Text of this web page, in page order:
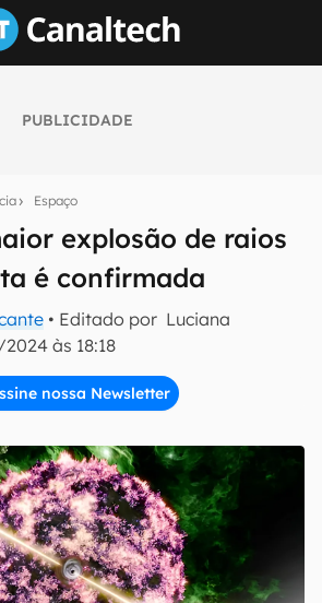
PUBLICIDADE
Espaço
explosão de raios
é confirmada
• Editado por Luciana
às 18:18
nossa Newsletter
sobre tecnologia em primeira
Privacidade do Canaltech.